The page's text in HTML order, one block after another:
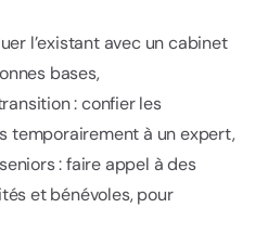
l’existant avec un cabinet
bases,
: confier les
temporairement à un expert,
: faire appel à des
et bénévoles, pour